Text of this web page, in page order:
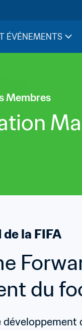
ÉVÉNEMENTS
Membres
la FIFA
du